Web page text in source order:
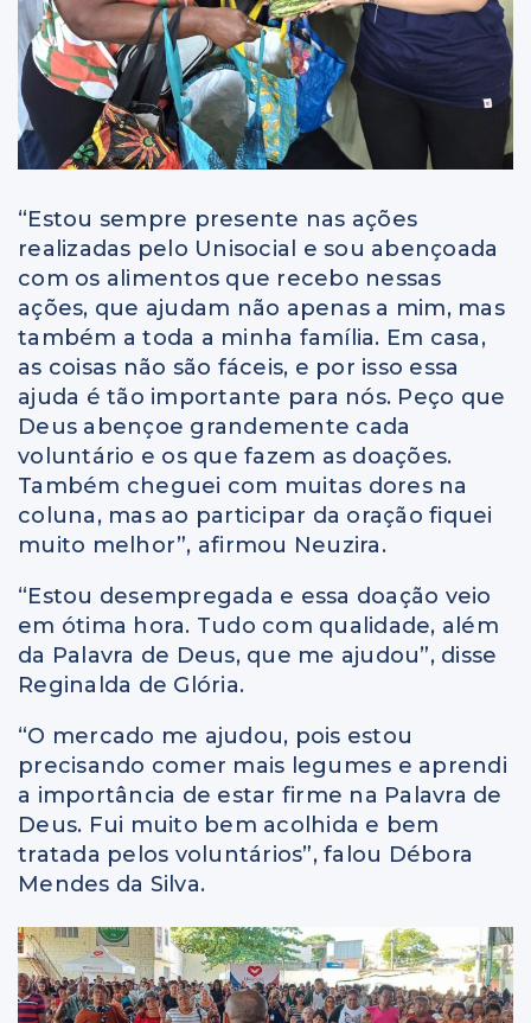
“Estou sempre presente nas ações
realizadas pelo Unisocial e sou abençoada
com os alimentos que recebo nessas
ações, que ajudam não apenas a mim, mas
também a toda a minha família. Em casa,
as coisas não são fáceis, e por isso essa
ajuda é tão importante para nós. Peço que
Deus abençoe grandemente cada
voluntário e os que fazem as doações.
Também cheguei com muitas dores na
coluna, mas ao participar da oração fiquei
muito melhor”, afirmou Neuzira.
“Estou desempregada e essa doação veio
em ótima hora. Tudo com qualidade, além
da Palavra de Deus, que me ajudou”, disse
Reginalda de Glória.
“O mercado me ajudou, pois estou
precisando comer mais legumes e aprendi
a importância de estar firme na Palavra de
Deus. Fui muito bem acolhida e bem
tratada pelos voluntários”, falou Débora
Mendes da Silva.